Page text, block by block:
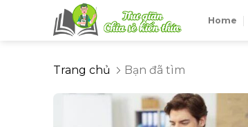
Home
Trang chủ Bạn đã tìm